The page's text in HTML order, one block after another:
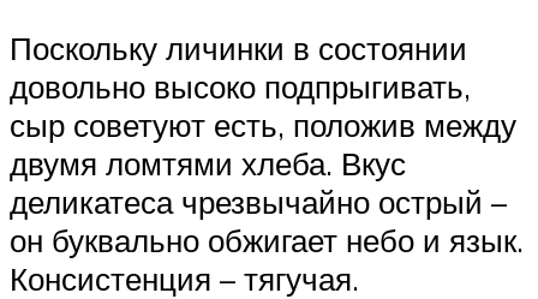
Поскольку личинки в состоянии
довольно высоко подпрыгивать,
сыр советуют есть, положив между
двумя ломтями хлеба. Вкус
деликатеса чрезвычайно острый –
он буквально обжигает небо и язык.
Консистенция – тягучая.